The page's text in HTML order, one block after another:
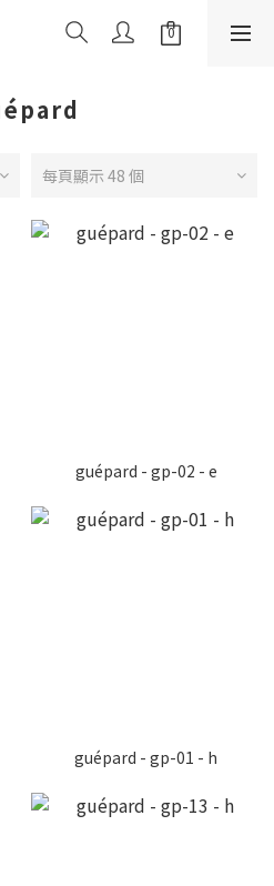
每頁顯示 48 個
guépard - gp-02 - e
guépard - gp-01 - h